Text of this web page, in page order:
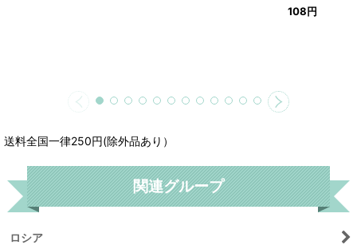
108円
送料全国一律250円(除外品あり）
関連グループ
ロシア